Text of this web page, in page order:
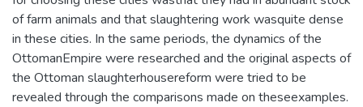
of farm animals and that slaughtering work wasquite dense
in these cities. In the same periods, the dynamics of the
OttomanEmpire were researched and the original aspects of
the Ottoman slaughterhousereform were tried to be
revealed through the comparisons made on theseexamples.